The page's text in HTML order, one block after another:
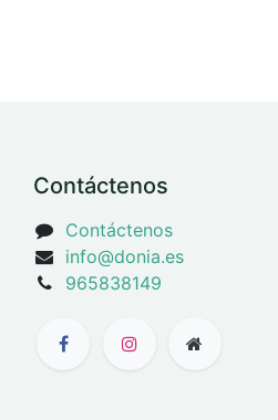
Contáctenos
Contáctenos
info@donia.es
965838149